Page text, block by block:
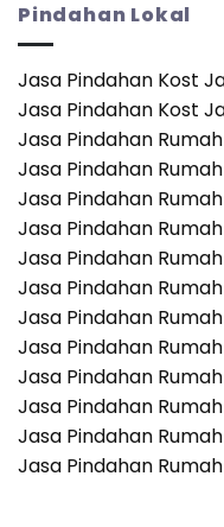
Pindahan Lokal
Jasa Pindahan Kost
Jasa Pindahan Kost
Jasa Pindahan
Jasa Pindahan
Jasa Pindahan
Jasa Pindahan
Jasa Pindahan
Jasa Pindahan
Jasa Pindahan
Jasa Pindahan
Jasa Pindahan
Jasa Pindahan
Jasa Pindahan Rumah
Jasa Pindahan